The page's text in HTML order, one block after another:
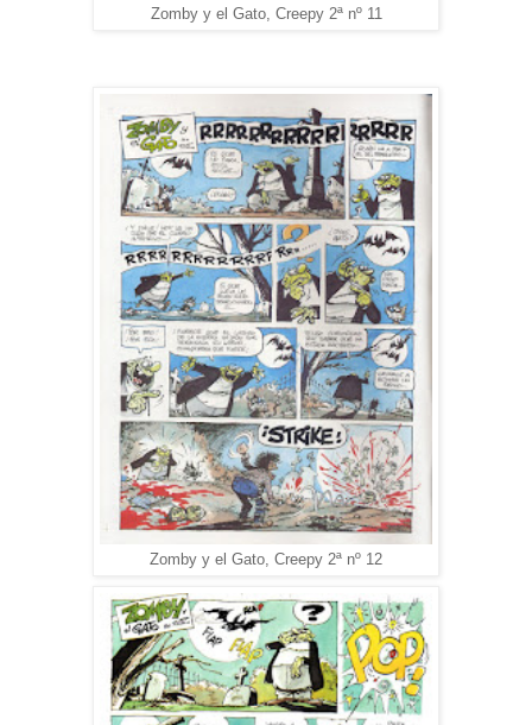
Zomby y el Gato, Creepy 2ª nº 11
Zomby y el Gato, Creepy 2ª nº 12